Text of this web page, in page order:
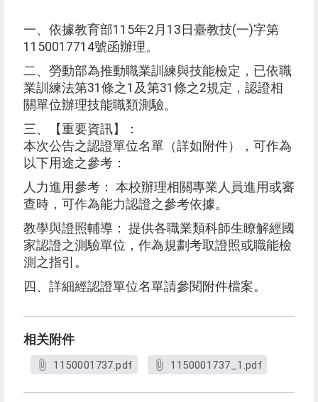
一、依據教育部115年2月13日臺教技(一)字第
1150017714號函辦理。
二、勞動部為推動職業訓練與技能檢定，已依職
業訓練法第31條之1及第31條之2規定，認證相
關單位辦理技能職類測驗。
三、【重要資訊】：
本次公告之認證單位名單（詳如附件），可作為
以下用途之參考：
人力進用參考： 本校辦理相關專業人員進用或審
查時，可作為能力認證之參考依據。
教學與證照輔導： 提供各職業類科師生瞭解經國
家認證之測驗單位，作為規劃考取證照或職能檢
測之指引。
四、詳細經認證單位名單請參閱附件檔案。
相关附件
1150001737.pdf 1150001737_1.pdf